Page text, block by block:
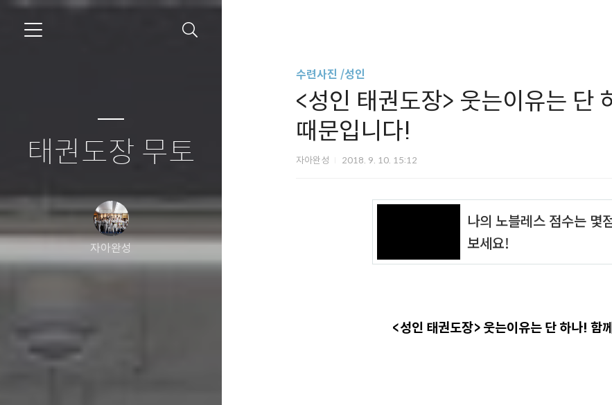
태권도장 무토
자아완성
수련사진 /성인
<성인 태권도장> 웃는이유는 단
때문입니다!
자아완성 2018. 9. 10. 15:12
<성인 태권도장> 웃는이유는 단 하나! 함